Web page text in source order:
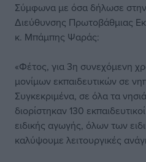
Σύμφωνα με όσα δήλωσε στην
Διεύθυνσης Πρωτοβάθμιας
κ. Μπάμπης Ψαράς:
«Φέτος, για 3η συνεχόμενη
μονίμων εκπαιδευτικών σε
Συγκεκριμένα, σε όλα τα
διορίστηκαν 130
ειδικής αγωγής, όλων των
καλύψουμε λειτουργικές